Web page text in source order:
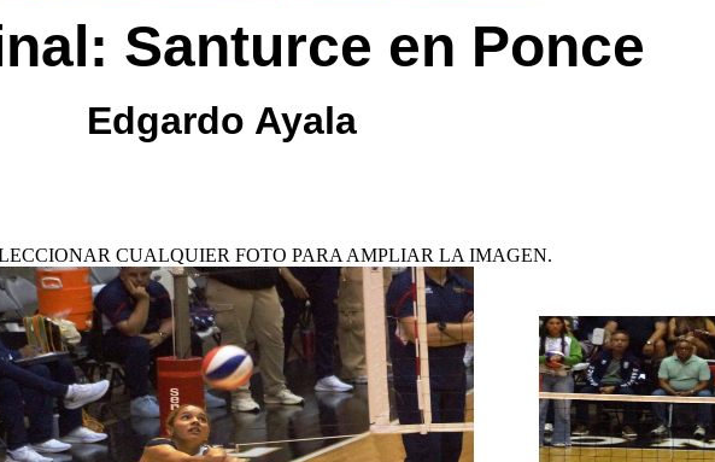
Santurce en Ponce
Edgardo Ayala
CUALQUIER FOTO PARA AMPLIAR LA IMAGEN.